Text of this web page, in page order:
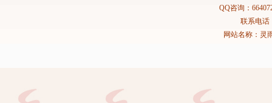
QQ咨询：
联系电话
网站名称：灵